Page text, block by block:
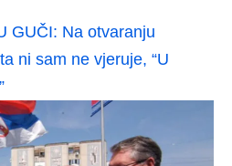
GUČI: Na otvaranju
ni sam ne vjeruje, “U